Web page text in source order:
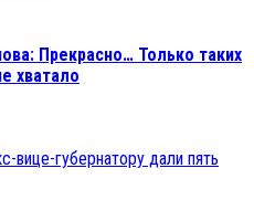
Прекрасно… Только таких
хватало